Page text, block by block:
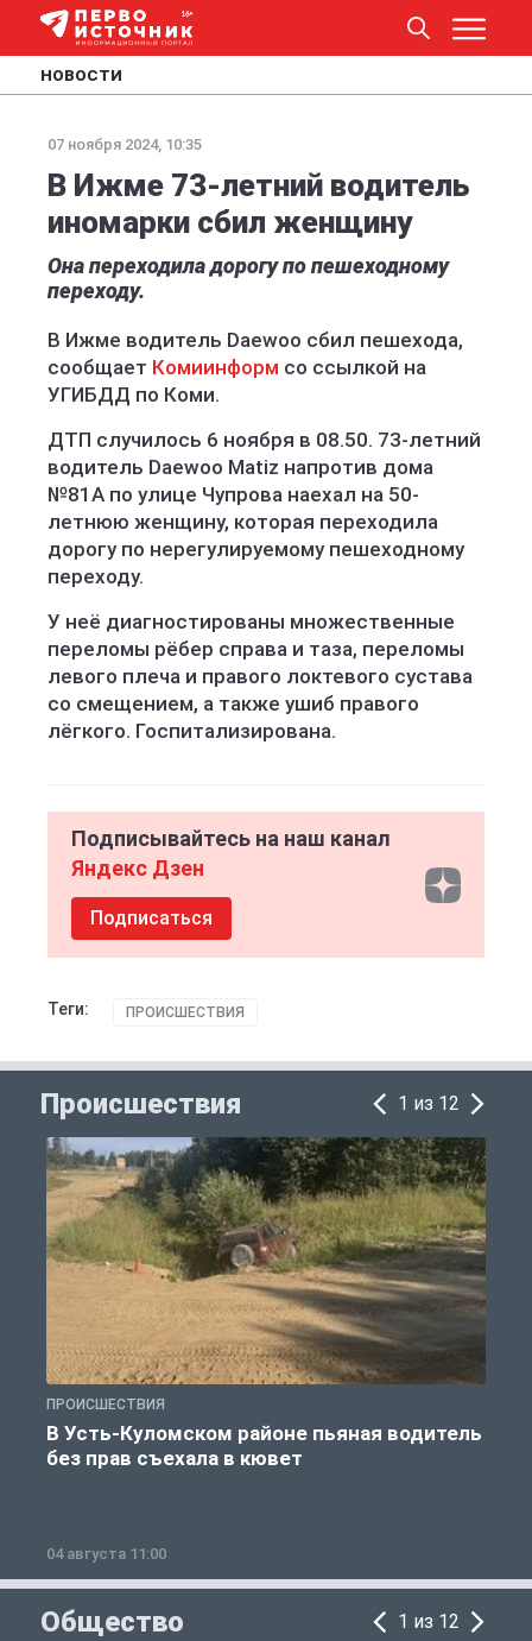
НОВОСТИ
07 ноября 2024, 10:35
В Ижме 73-летний водитель
иномарки сбил женщину
Она переходила дорогу по пешеходному
переходу.
В Ижме водитель Daewoo сбил пешехода,
сообщает Комиинформ со ссылкой на
УГИБДД по Коми.
ДТП случилось 6 ноября в 08.50. 73-летний
водитель Daewoo Matiz напротив дома
№81А по улице Чупрова наехал на 50-
летнюю женщину, которая переходила
дорогу по нерегулируемому пешеходному
переходу.
У неё диагностированы множественные
переломы рёбер справа и таза, переломы
левого плеча и правого локтевого сустава
со смещением, а также ушиб правого
лёгкого. Госпитализирована.
Подписывайтесь на наш канал
Яндекс Дзен
Подписаться
Теги: ПРОИСШЕСТВИЯ
Происшествия 1 из 12
ПРОИСШЕСТВИЯ
В Усть-Куломском районе пьяная водитель
без прав съехала в кювет
04 августа 11:00
Общество 1 из 12